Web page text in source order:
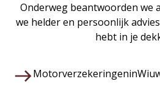
Onderweg beantwoorden we
we helder en persoonlijk
hebt in je
Motorverzekeringenin